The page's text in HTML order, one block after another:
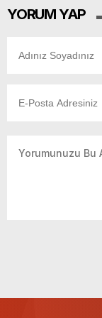
YORUM YAP